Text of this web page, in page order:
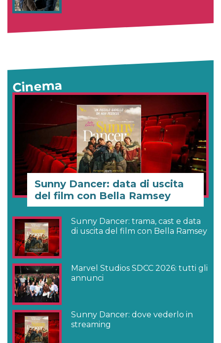
Cinema
Sunny Dancer: data di uscita
del film con Bella Ramsey
Sunny Dancer: trama, cast e data
di uscita del film con Bella Ramsey
Marvel Studios SDCC 2026: tutti gli
annunci
Sunny Dancer: dove vederlo in
streaming